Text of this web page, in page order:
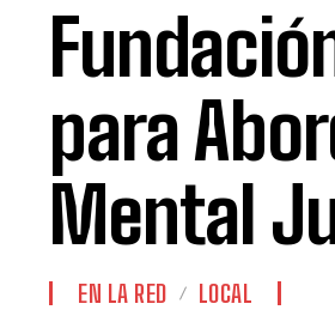
para
Mental
EN LA RED LOCAL